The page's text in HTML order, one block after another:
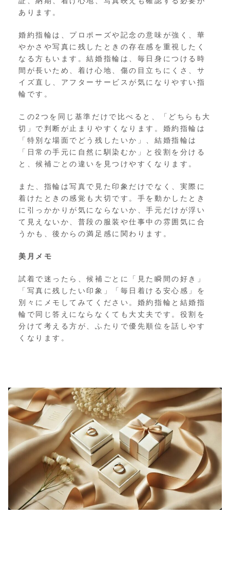
あります。
婚約指輪は、プロポーズや記念の意味が強く、華
やかさや写真に残したときの存在感を重視したく
なる方もいます。結婚指輪は、毎日身につける時
間が長いため、着け心地、傷の目立ちにくさ、サ
イズ直し、アフターサービスが気になりやすい指
輪です。
この2つを同じ基準だけで比べると、「どちらも大
切」で判断が止まりやすくなります。婚約指輪は
「特別な場面でどう残したいか」、結婚指輪は
「日常の手元に自然に馴染むか」と役割を分ける
と、候補ごとの違いを見つけやすくなります。
また、指輪は写真で見た印象だけでなく、実際に
着けたときの感覚も大切です。手を動かしたとき
に引っかかりが気にならないか、手元だけが浮い
て見えないか、普段の服装や仕事中の雰囲気に合
うかも、後からの満足感に関わります。
美月メモ
試着で迷ったら、候補ごとに「見た瞬間の好き」
「写真に残したい印象」「毎日着ける安心感」を
別々にメモしてみてください。婚約指輪と結婚指
輪で同じ答えにならなくても大丈夫です。役割を
分けて考える方が、ふたりで優先順位を話しやす
くなります。